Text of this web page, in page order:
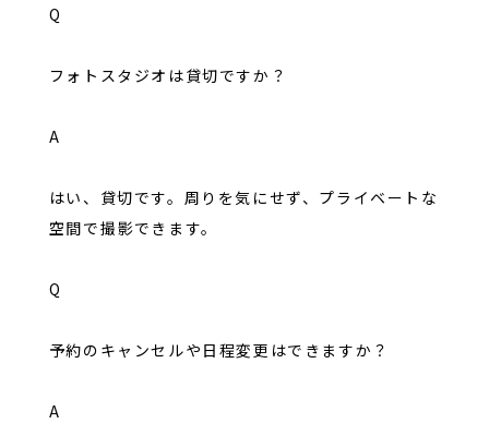
Q
フォトスタジオは貸切ですか？
A
はい、貸切です。周りを気にせず、プライベートな
空間で撮影できます。
Q
予約のキャンセルや日程変更はできますか？
A